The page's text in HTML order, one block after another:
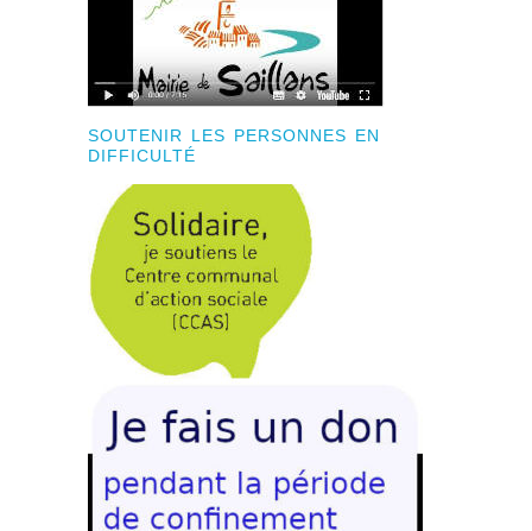
SOUTENIR LES PERSONNES EN
DIFFICULTÉ